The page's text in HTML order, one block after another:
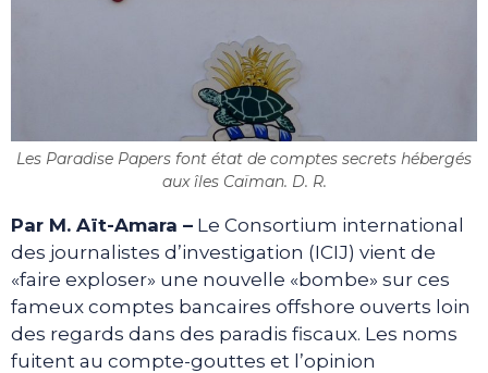
Les Paradise Papers font état de comptes secrets hébergés
aux îles Caïman. D. R.
Par M. Aït-Amara – Le Consortium international
des journalistes d’investigation (ICIJ) vient de
«faire exploser» une nouvelle «bombe» sur ces
fameux comptes bancaires offshore ouverts loin
des regards dans des paradis fiscaux. Les noms
fuitent au compte-gouttes et l’opinion